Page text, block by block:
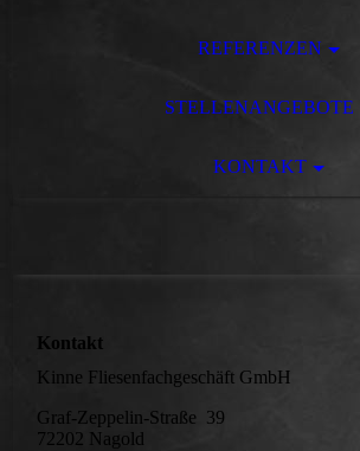
REFERENZEN
STELLENANGEBOTE
KONTAKT
Kontakt
Kinne Fliesenfachgeschäft GmbH
Graf-Zeppelin-Straße 39
72202 Nagold